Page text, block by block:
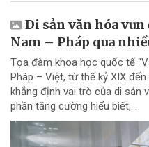
Di sản văn hóa
Nam – Pháp qua
Tọa đàm khoa học quốc tế
Pháp – Việt, từ thế kỷ XIX
khẳng định vai trò của di sản
phần tăng cường hiểu biết,...